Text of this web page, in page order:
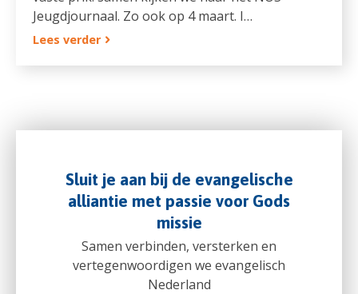
Jeugdjournaal. Zo ook op 4 maart. I…
Lees verder
Sluit je aan bij de evangelische
alliantie met passie voor Gods
missie
Samen verbinden, versterken en
vertegenwoordigen we evangelisch
Nederland